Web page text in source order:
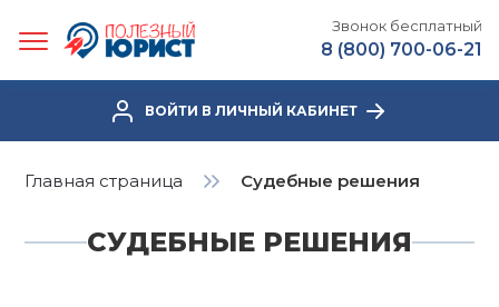
Звонок бесплатный
8 (800) 700-06-21
ВОЙТИ В ЛИЧНЫЙ КАБИНЕТ
Главная страница Судебные решения
СУДЕБНЫЕ РЕШЕНИЯ